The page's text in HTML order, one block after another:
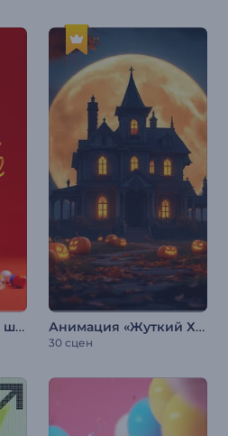
Логотип "Снежный шар" Анимация «Жуткий Хэллоуин»
30 сцен